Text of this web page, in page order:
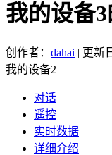
我的设备
创作者： dahai | 更新
我的设备2
对话
遥控
实时数据
详细介绍